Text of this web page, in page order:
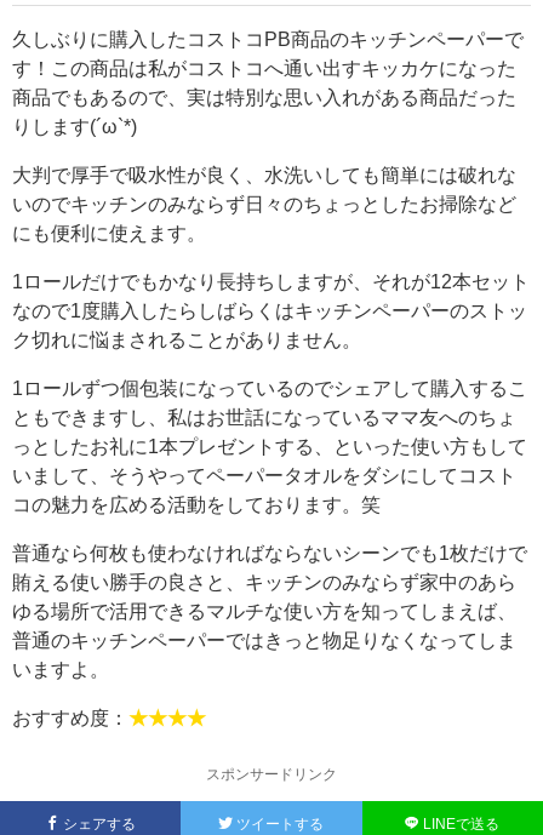
久しぶりに購入したコストコPB商品のキッチンペーパーで
す！この商品は私がコストコへ通い出すキッカケになった
商品でもあるので、実は特別な思い入れがある商品だった
りします(´ω`*)
大判で厚手で吸水性が良く、水洗いしても簡単には破れな
いのでキッチンのみならず日々のちょっとしたお掃除など
にも便利に使えます。
1ロールだけでもかなり長持ちしますが、それが12本セット
なので1度購入したらしばらくはキッチンペーパーのストッ
ク切れに悩まされることがありません。
1ロールずつ個包装になっているのでシェアして購入するこ
ともできますし、私はお世話になっているママ友へのちょ
っとしたお礼に1本プレゼントする、といった使い方もして
いまして、そうやってペーパータオルをダシにしてコスト
コの魅力を広める活動をしております。笑
普通なら何枚も使わなければならないシーンでも1枚だけで
賄える使い勝手の良さと、キッチンのみならず家中のあら
ゆる場所で活用できるマルチな使い方を知ってしまえば、
普通のキッチンペーパーではきっと物足りなくなってしま
いますよ。
おすすめ度： ★★★★
スポンサードリンク
シェアする ツイートする LINEで送る